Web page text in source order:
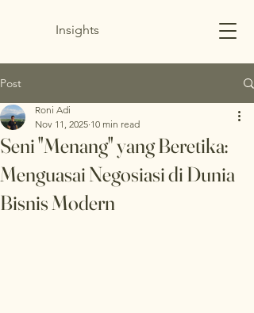
Insights
Post
Seni "Menang" yang Beretika:
Menguasai Negosiasi di Dunia
Bisnis Modern
Roni Adi
Nov 11, 2025 10 min read